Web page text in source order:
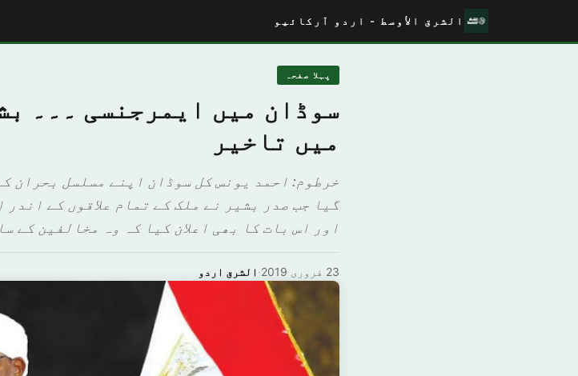
الشرق الأوسط - اردو آرکائیو
پہلا صفحہ
سوڈان میں ایمرجنسی ۔۔۔
میں تاخیر
خرطوم: احمد یونس کل سوڈان اپنے مسلسل بحران
گیا جب صدر بشیر نے ملک کے تمام علاقوں کے اندر
اور اس بات کا بھی اعلان کیا کہ وہ مخالفین کے
الشرق اردو · 23 فروری 2019